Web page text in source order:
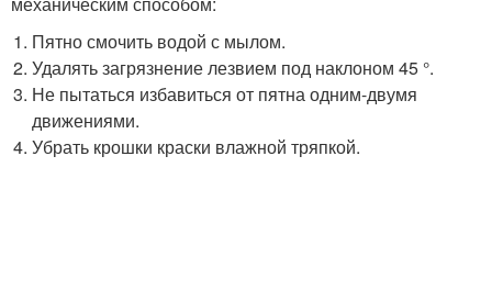
Пятно смочить водой с мылом.
Удалять загрязнение лезвием под наклоном 45 °.
Не пытаться избавиться от пятна одним-двумя
движениями.
Убрать крошки краски влажной тряпкой.